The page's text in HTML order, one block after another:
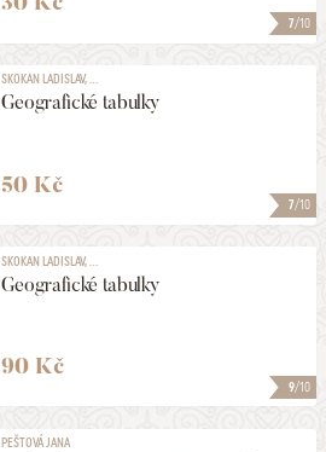
7/10
7/10
SKOKAN LADISLAV, ...
Geografické tabulky
50 Kč
9/10
SKOKAN LADISLAV, ...
Geografické tabulky
90 Kč
PEŠTOVÁ JANA